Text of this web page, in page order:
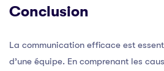
Conclusion
La communication efficace est
d’une équipe. En comprenant les